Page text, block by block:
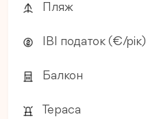
Пляж
IBI податок (€/рік)
Балкон
Тераса